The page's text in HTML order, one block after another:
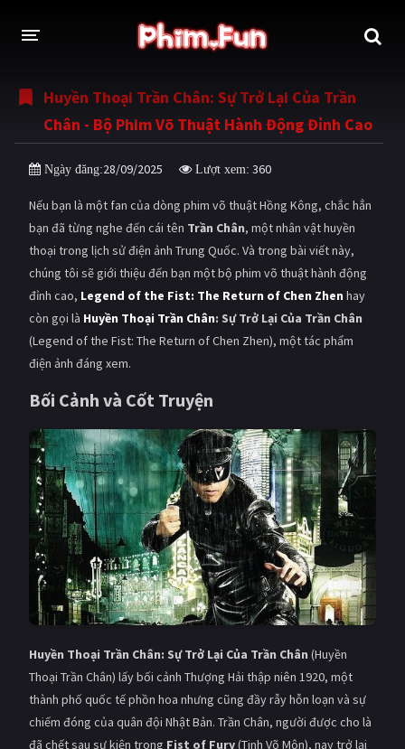
THỂ LOẠI
Thần thoại - Cổ trang Hành động
Tâm lý
Võ thuật - Kiếm hiệp Nhạc kịch
Kinh dị Tội phạm - Hình sự
Phiêu lưu Hài hước
Viễn tưởng Khoa học - Tài liệu
Hoạt hình
Tình cảm - Lãng mạn
Giật gân Gia đình
Bí ẩn Lịch sử
Viễn Tây Tiểu sử
GameShow DramaTV
QUỐC GIA
Âu - Mỹ Trung Quốc - Hồng Kông
Hàn Quốc Nhật Bản
Ấn Độ Việt Nam
Tổng hợp
Huyền Thoại Trần Chân: Sự Trở Lại Của Trần
Chân - Bộ Phim Võ Thuật Hành Động Đỉnh Cao
Ngày đăng:28/09/2025 Lượt xem: 360
Nếu bạn là một fan của dòng phim võ thuật Hồng Kông, chắc hẳn
bạn đã từng nghe đến cái tên Trần Chân, một nhân vật huyền
thoại trong lịch sử điện ảnh Trung Quốc. Và trong bài viết này,
chúng tôi sẽ giới thiệu đến bạn một bộ phim võ thuật hành động
đỉnh cao, Legend of the Fist: The Return of Chen Zhen hay
còn gọi là Huyền Thoại Trần Chân: Sự Trở Lại Của Trần Chân
(Legend of the Fist: The Return of Chen Zhen), một tác phẩm
điện ảnh đáng xem.
Bối Cảnh và Cốt Truyện
Huyền Thoại Trần Chân: Sự Trở Lại Của Trần Chân (Huyền
Thoại Trần Chân) lấy bối cảnh Thượng Hải thập niên 1920, một
thành phố quốc tế phồn hoa nhưng cũng đầy rẫy hỗn loạn và sự
chiếm đóng của quân đội Nhật Bản. Trần Chân, người được cho là
đã chết sau sự kiện trong Fist of Fury(Tinh Võ Môn), nay trở lại